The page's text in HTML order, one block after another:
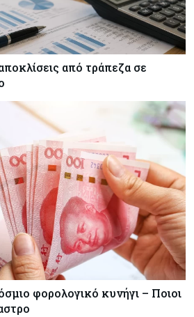
από τράπεζα σε
φορολογικό κυνήγι – Ποιοι